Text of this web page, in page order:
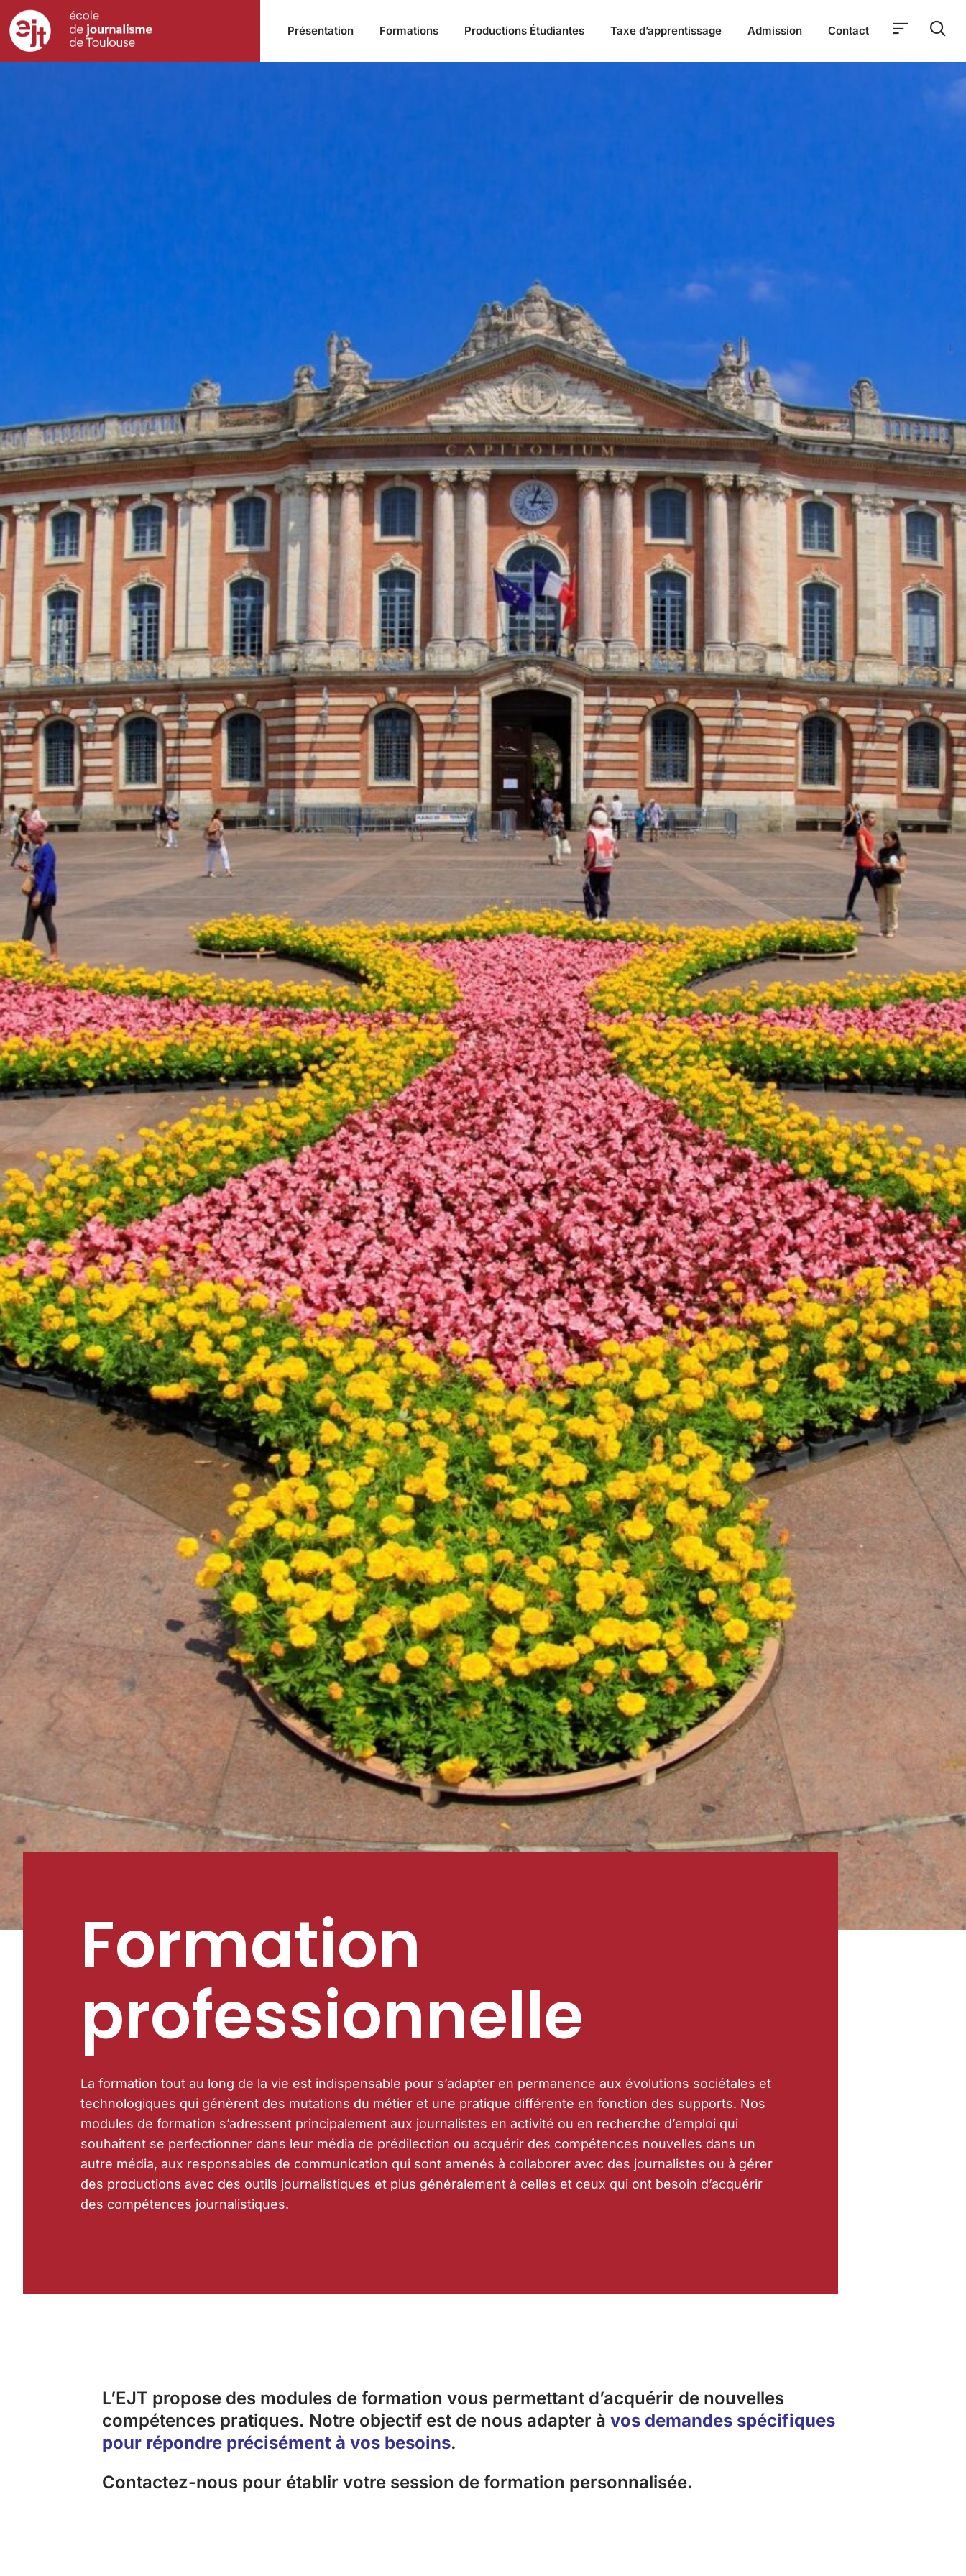
Présentation Formations Productions Étudiantes Taxe d’apprentissage Admission Contact
Formation
professionnelle
La formation tout au long de la vie est indispensable pour s’adapter en permanence aux évolutions sociétales et
technologiques qui génèrent des mutations du métier et une pratique différente en fonction des supports. Nos
modules de formation s’adressent principalement aux journalistes en activité ou en recherche d’emploi qui
souhaitent se perfectionner dans leur média de prédilection ou acquérir des compétences nouvelles dans un
autre média, aux responsables de communication qui sont amenés à collaborer avec des journalistes ou à gérer
des productions avec des outils journalistiques et plus généralement à celles et ceux qui ont besoin d’acquérir
des compétences journalistiques.
L’EJT propose des modules de formation vous permettant d’acquérir de nouvelles
compétences pratiques. Notre objectif est de nous adapter à vos demandes spécifiques
pour répondre précisément à vos besoins.
Contactez-nous pour établir votre session de formation personnalisée.